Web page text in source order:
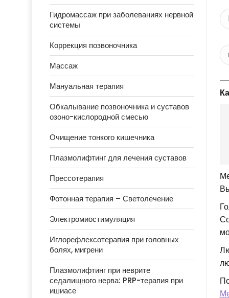
Гидромассаж при заболеваниях нервной
системы
Коррекция позвоночника
Массаж
Мануальная терапия
Обкалывание позвоночника и суставов
озоно-кислородной смесью
Очищение тонкого кишечника
Плазмолифтинг для лечения суставов
Прессотерапия
Фотонная терапия – Светолечение
Электромиостимуляция
Иглорефлексотерапия при головных
болях, мигрени
Плазмолифтинг при неврите
седалищного нерва: PRP-терапия при
ишиасе